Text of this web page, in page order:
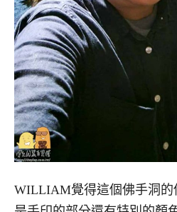
WILLIAM覺得這個佛手洞的